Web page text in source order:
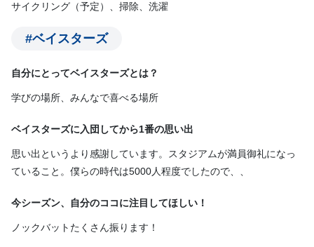
サイクリング（予定）、掃除、洗濯
#ベイスターズ
自分にとってベイスターズとは？
学びの場所、みんなで喜べる場所
ベイスターズに入団してから1番の思い出
思い出というより感謝しています。スタジアムが満員御礼になっ
ていること。僕らの時代は5000人程度でしたので、、
今シーズン、自分のココに注目してほしい！
ノックバットたくさん振ります！